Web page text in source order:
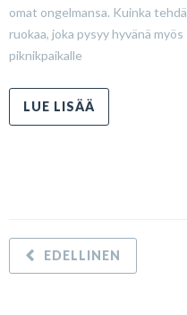
omat ongelmansa. Kuinka tehdä
ruokaa, joka pysyy hyvänä myös
piknikpaikalle
LUE LISÄÄ
EDELLINEN